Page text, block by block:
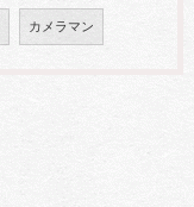
カメラマン